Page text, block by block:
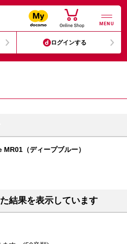
MENU
ログインする
（ディープブルー）
結果を表示しています